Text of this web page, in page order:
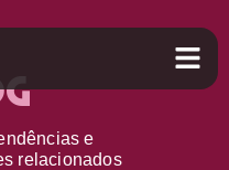
e
relacionados